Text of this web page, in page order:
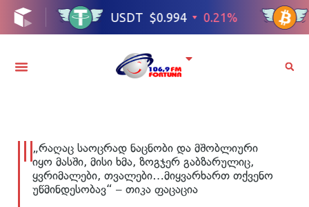
„რაღაც საოცრად ნაცნობი და მშობლიური
იყო მასში, მისი ხმა, ზოგჯერ გაბზარულიც,
ყვრიმალები, თვალები…მიყვარხართ თქვენო
უწმინდესობავ“ – თიკა ფაცაცია